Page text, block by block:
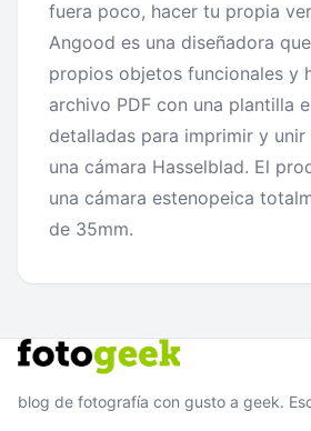
fuera poco, hacer tu propia
Angood es una diseñadora
propios objetos funcionales y
archivo PDF con una plantilla
detalladas para imprimir y unir
una cámara Hasselblad. El
una cámara estenopeica
de 35mm.
blog de fotografía con gusto a geek.